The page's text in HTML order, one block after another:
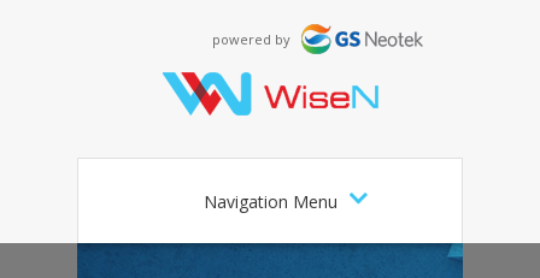
powered by
Navigation Menu